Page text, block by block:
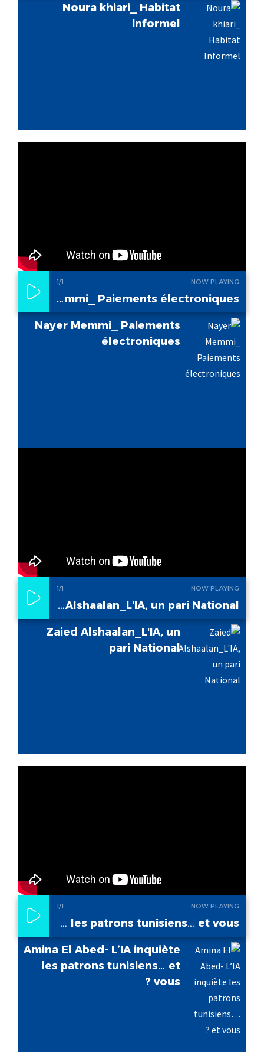
Noura khiari_ Habitat
Informel
NOW PLAYING
1/1
Nayer Memmi_ Paiements électroniques
Nayer Memmi_ Paiements
électroniques
NOW PLAYING
1/1
Zaied Alshaalan_L'IA, un pari National
Zaied Alshaalan_L'IA, un
pari National
NOW PLAYING
1/1
Amina El Abed- L’IA inquiète les patrons tunisiens… et vous ?
Amina El Abed- L’IA inquiète
les patrons tunisiens… et
vous ?